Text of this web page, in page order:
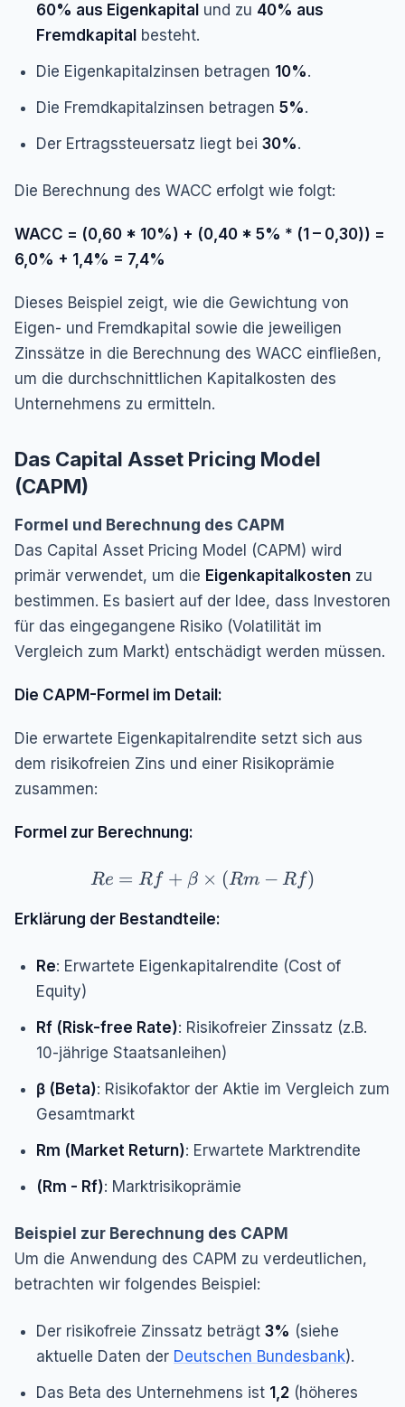
60% aus Eigenkapital und zu 40% aus
Fremdkapital besteht.
Die Eigenkapitalzinsen betragen 10%.
Die Fremdkapitalzinsen betragen 5%.
Der Ertragssteuersatz liegt bei 30%.
Die Berechnung des WACC erfolgt wie folgt:
WACC = (0,60 * 10%) + (0,40 * 5% * (1 – 0,30)) =
6,0% + 1,4% = 7,4%
Dieses Beispiel zeigt, wie die Gewichtung von
Eigen- und Fremdkapital sowie die jeweiligen
Zinssätze in die Berechnung des WACC einfließen,
um die durchschnittlichen Kapitalkosten des
Unternehmens zu ermitteln.
Das Capital Asset Pricing Model
(CAPM)
Formel und Berechnung des CAPM
Das Capital Asset Pricing Model (CAPM) wird
primär verwendet, um die Eigenkapitalkosten zu
bestimmen. Es basiert auf der Idee, dass Investoren
für das eingegangene Risiko (Volatilität im
Vergleich zum Markt) entschädigt werden müssen.
Die CAPM-Formel im Detail:
Die erwartete Eigenkapitalrendite setzt sich aus
dem risikofreien Zins und einer Risikoprämie
zusammen:
Formel zur Berechnung:
Re = Rf + \beta \times (Rm - Rf)
Re = R f + β × (Rm − R f)
Erklärung der Bestandteile:
Re: Erwartete Eigenkapitalrendite (Cost of
Equity)
Rf (Risk-free Rate): Risikofreier Zinssatz (z.B.
10-jährige Staatsanleihen)
β (Beta): Risikofaktor der Aktie im Vergleich zum
Gesamtmarkt
Rm (Market Return): Erwartete Marktrendite
(Rm - Rf): Marktrisikoprämie
Beispiel zur Berechnung des CAPM
Um die Anwendung des CAPM zu verdeutlichen,
betrachten wir folgendes Beispiel:
Der risikofreie Zinssatz beträgt 3% (siehe
aktuelle Daten der Deutschen Bundesbank).
Das Beta des Unternehmens ist 1,2 (höheres